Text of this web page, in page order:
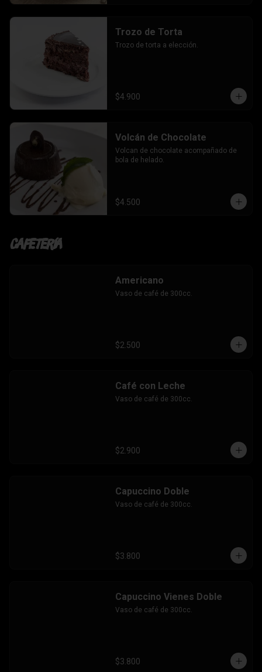
Trozo de Torta
Trozo de torta a elección.
$4.900
Volcán de Chocolate
Volcan de chocolate acompañado de
bola de helado.
$4.500
Cafetería
Americano
Vaso de café de 300cc.
$2.500
Café con Leche
Vaso de café de 300cc.
$2.900
Capuccino Doble
Vaso de café de 300cc.
$3.800
Capuccino Vienes Doble
Vaso de café de 300cc.
$3.800